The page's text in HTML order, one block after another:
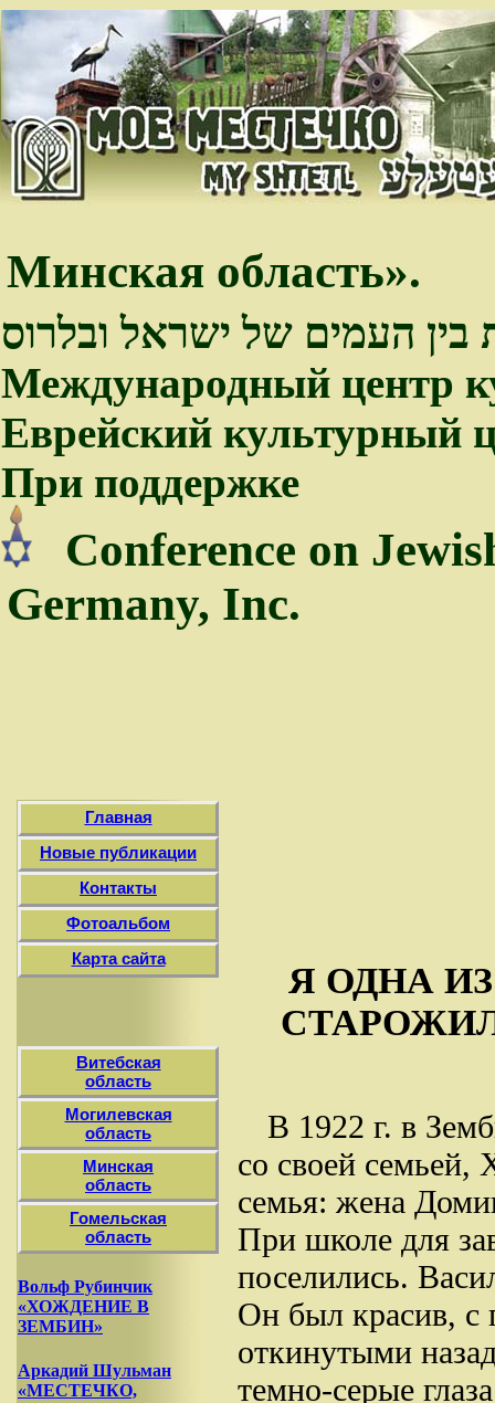
Минская область».
בין העמים של ישראל ובלרוס
Международный центр
Еврейский культурный
При поддержке
Conference on
Germany, Inc.
Главная
Новые публикации
Контакты
Фотоальбом
Карта сайта
Витебская
область
Могилевская
область
Минская
область
Гомельская
область
Вольф Рубинчик
«ХОЖДЕНИЕ В
ЗЕМБИН»
Аркадий Шульман
«МЕСТЕЧКО,
Я ОДНА
В 1922 г. в
со своей
семья: жена
При школе для
поселились.
Он был красив, с
откинутыми
темно-серые